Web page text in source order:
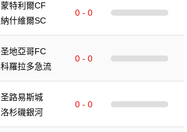
蒙特利爾CF
0 - 0
納什維爾SC
圣地亞哥FC
0 - 0
科羅拉多急流
圣路易斯城
0 - 0
洛杉磯銀河